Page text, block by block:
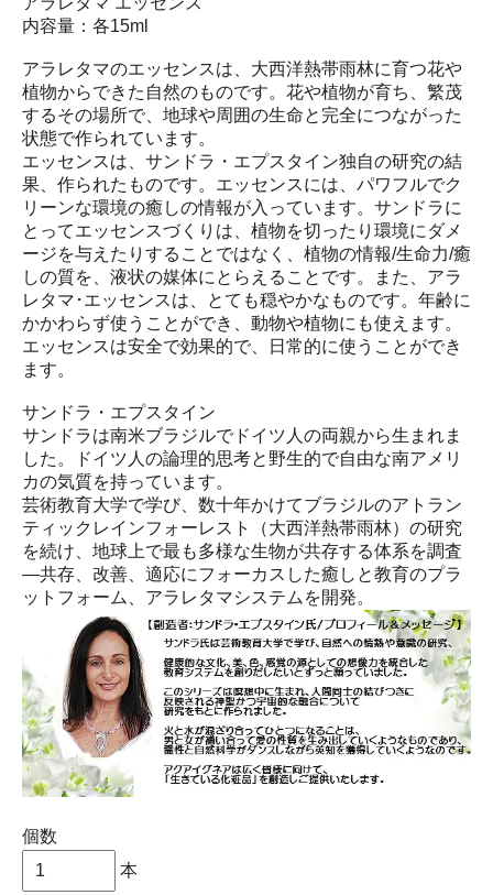
内容量：各15ml
アラレタマのエッセンスは、大西洋熱帯雨林に育つ花や
植物からできた自然のものです。花や植物が育ち、繁茂
するその場所で、地球や周囲の生命と完全につながった
状態で作られています。
エッセンスは、サンドラ・エプスタイン独自の研究の結
果、作られたものです。エッセンスには、パワフルでク
リーンな環境の癒しの情報が入っています。サンドラに
とってエッセンスづくりは、植物を切ったり環境にダメ
ージを与えたりすることではなく、植物の情報/生命力/癒
しの質を、液状の媒体にとらえることです。また、アラ
レタマ･エッセンスは、とても穏やかなものです。年齢に
かかわらず使うことができ、動物や植物にも使えます。
エッセンスは安全で効果的で、日常的に使うことができ
ます。
サンドラ・エプスタイン
サンドラは南米ブラジルでドイツ人の両親から生まれま
した。ドイツ人の論理的思考と野生的で自由な南アメリ
カの気質を持っています。
芸術教育大学で学び、数十年かけてブラジルのアトラン
ティックレインフォーレスト（大西洋熱帯雨林）の研究
を続け、地球上で最も多様な生物が共存する体系を調査
―共存、改善、適応にフォーカスした癒しと教育のプラ
ットフォーム、アラレタマシステムを開発。
個数
本